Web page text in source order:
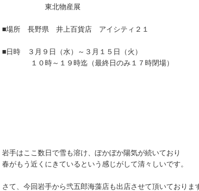
東北物産展
■場所 長野県 井上百貨店 アイシティ２１
■日時 ３月９日（水）～３月１５日（火）
１０時～１９時迄（最終日のみ１７時閉場）
岩手はここ数日で雪も溶け、ぽかぼか陽気が続いており
春がもう近くにきているという感じがして清々しいです。
さて、今回岩手から弐五郎海藻店も出店させて頂いておりま